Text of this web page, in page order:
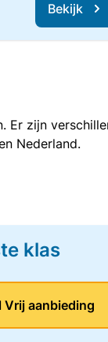
Bekijk
zijn
Nederland.
klas
Vrij aanbieding